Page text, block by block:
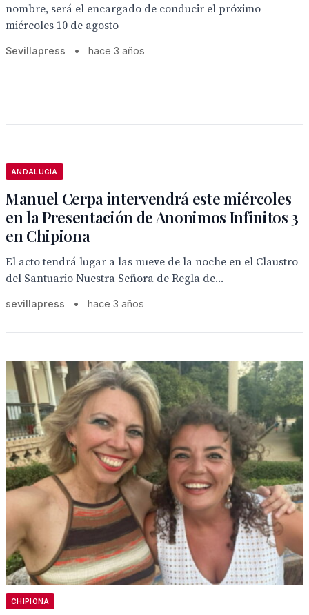
nombre, será el encargado de conducir el próximo
miércoles 10 de agosto
Sevillapress • hace 3 años
ANDALUCÍA
Manuel Cerpa intervendrá este miércoles
en la Presentación de Anonimos Infinitos 3
en Chipiona
El acto tendrá lugar a las nueve de la noche en el Claustro
del Santuario Nuestra Señora de Regla de...
sevillapress • hace 3 años
CHIPIONA